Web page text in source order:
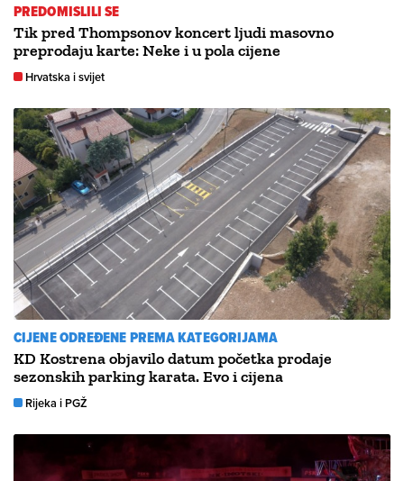
PREDOMISLILI SE
Tik pred Thompsonov koncert ljudi masovno
preprodaju karte: Neke i u pola cijene
Hrvatska i svijet
CIJENE ODREĐENE PREMA KATEGORIJAMA
KD Kostrena objavilo datum početka prodaje
sezonskih parking karata. Evo i cijena
Rijeka i PGŽ